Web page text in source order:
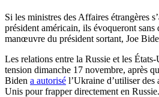
Si les ministres des Affaires étrangères
président américain, ils évoqueront sans
manœuvre du président sortant, Joe
Les relations entre la Russie et les
tension dimanche 17 novembre, après
Biden a autorisé l’Ukraine d’utiliser des
Unis pour frapper directement en Russie.